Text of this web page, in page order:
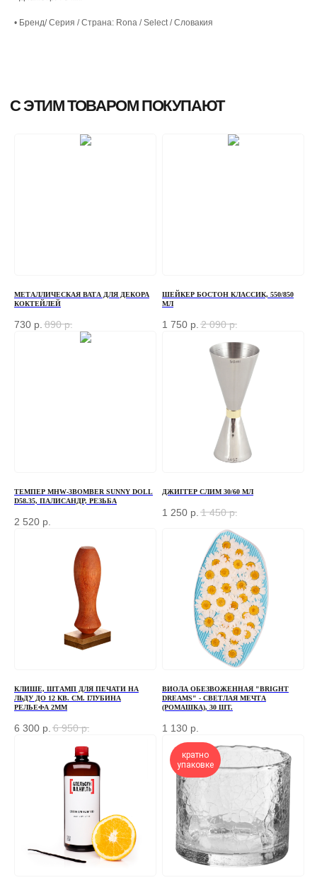
• Бренд/ Серия / Страна: Rona / Select / Словакия
МЕТАЛЛИЧЕСКАЯ ВАТА ДЛЯ ДЕКОРА
КОКТЕЙЛЕЙ
730 р. 890 р.
ШЕЙКЕР БОСТОН КЛАССИК, 550/850
МЛ
1 750 р. 2 090 р.
ТЕМПЕР MHW-3BOMBER SUNNY DOLL
D58.35, ПАЛИСАНДР, РЕЗЬБА
2 520 р.
ДЖИГГЕР СЛИМ 30/60 МЛ
1 250 р. 1 450 р.
КЛИШЕ, ШТАМП ДЛЯ ПЕЧАТИ НА
ЛЬДУ ДО 12 КВ. СМ. ГЛУБИНА
РЕЛЬЕФА 2ММ
6 300 р. 6 950 р.
ВИОЛА ОБЕЗВОЖЕННАЯ "BRIGHT
DREAMS" - СВЕТЛАЯ МЕЧТА
(РОМАШКА), 30 ШТ.
1 130 р.
кратно
упаковке
Если у вас есть вопросы по ассортименту или
нужна консультация — оставьте свои контакты, мы
свяжемся с вами
Отправляя форму, вы соглашаетесь
с Политикой
ЗАКАЗАТЬ ЗВОНОК
+7 (966) 077-55-50
Г. МОСКВА, ДЕРБЕНЕВСКАЯ
НАБЕРЕЖНАЯ, Д. 7, СТР. 2